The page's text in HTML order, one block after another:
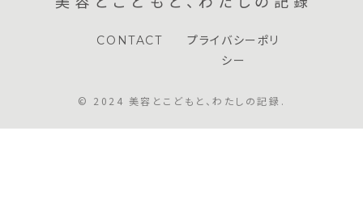
CONTACT
プライバシーポリ
シー
© 2024 美容とこどもと、わたしの記録.